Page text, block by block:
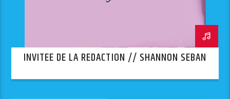
INVITEE DE LA REDACTION // SHANNON SEBAN